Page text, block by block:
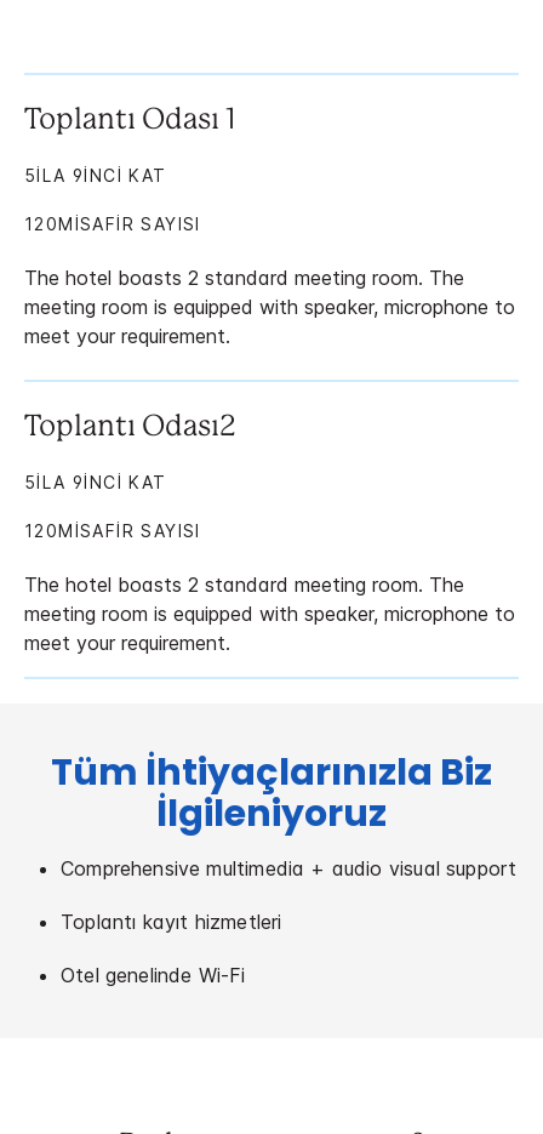
Toplantı Odası 1
The hotel boasts 2 standard meeting room. The
meeting room is equipped with speaker, microphone to
meet your requirement.
5ILA 9INCI KAT
120MISAFIR SAYISI
Toplantı Odası2
The hotel boasts 2 standard meeting room. The
meeting room is equipped with speaker, microphone to
meet your requirement.
5ILA 9INCI KAT
120MISAFIR SAYISI
Tüm İhtiyaçlarınızla Biz
İlgileniyoruz
Comprehensive multimedia + audio visual support
Toplantı kayıt hizmetleri
Otel genelinde Wi-Fi